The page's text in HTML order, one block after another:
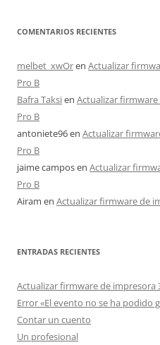
COMENTARIOS RECIENTES
melbet_xwOren Actualizar
Pro B
Bafra Taksien Actualizar firmware
Pro B
antoniete96en Actualizar
Pro B
jaime camposen Actualizar
Pro B
Airam en Actualizar firmware de
ENTRADAS RECIENTES
Actualizar firmware de impresora
Error «El evento no se ha podido
Contar un cuento
Un profesional